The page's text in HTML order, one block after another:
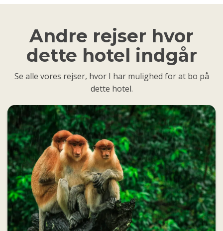
Andre rejser hvor
dette hotel indgår
Se alle vores rejser, hvor I har mulighed for at bo på
dette hotel.